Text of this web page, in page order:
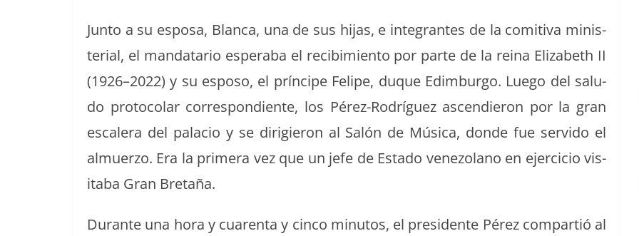
Jun­to a su esposa, Blan­ca, una de sus hijas, e inte­grantes de la comi­ti­va min­is­
te­r­i­al, el man­datario esper­a­ba el recibimien­to por parte de la reina Eliz­a­beth II
(1926–2022) y su esposo, el príncipe Felipe, duque Edim­bur­go. Luego del salu­
do pro­to­co­lar cor­re­spon­di­ente, los Pérez-Rodríguez ascendieron por la gran
escalera del pala­cio y se dirigieron al Salón de Músi­ca, donde fue servi­do el
almuer­zo. Era la primera vez que un jefe de Esta­do vene­zolano en ejer­ci­cio vis­
ita­ba Gran Bretaña.
Durante una hora y cuarenta y cin­co min­u­tos, el pres­i­dente Pérez com­par­tió al